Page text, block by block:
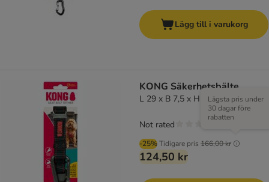
Lägg till i varukorg
KONG Säkerhetsbälte
L 29 x B 7,5 x H 2,5 cm
-25%Tidigare pris 166,00 kr
Lägsta pris under
30 dagar före
rabatten
124,50 kr
Not rated